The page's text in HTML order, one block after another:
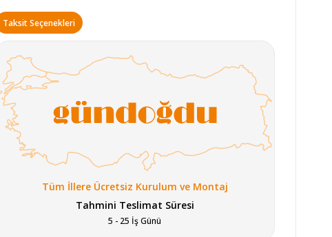
Taksit Seçenekleri
Tüm İllere Ücretsiz Kurulum ve Montaj
Tahmini Teslimat Süresi
5 - 25 İş Günü